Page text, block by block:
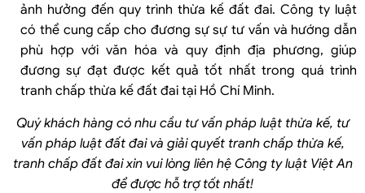
ảnh hưởng đến quy trình thừa kế đất đai. Công ty luật
có thể cung cấp cho đương sự sự tư vấn và hướng dẫn
phù hợp với văn hóa và quy định địa phương, giúp
đương sự đạt được kết quả tốt nhất trong quá trình
tranh chấp thừa kế đất đai tại Hồ Chí Minh.
Quý khách hàng có nhu cầu tư vấn pháp luật thừa kế, tư
vấn pháp luật đất đai và giải quyết tranh chấp thừa kế,
tranh chấp đất đai xin vui lòng liên hệ Công ty luật Việt An
để được hỗ trợ tốt nhất!